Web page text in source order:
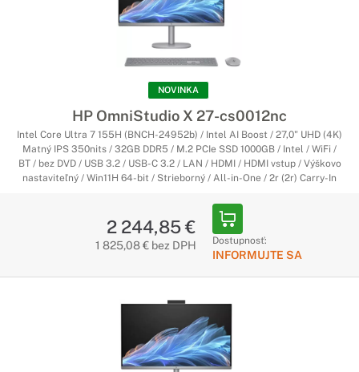
NOVINKA
HP OmniStudio X 27-cs0012nc
Intel Core Ultra 7 155H (BNCH-24952b) / Intel AI Boost / 27,0" UHD (4K)
Matný IPS 350nits / 32GB DDR5 / M.2 PCIe SSD 1000GB / Intel / WiFi /
BT / bez DVD / USB 3.2 / USB-C 3.2 / LAN / HDMI / HDMI vstup / Výškovo
nastaviteľný / Win11H 64-bit / Strieborný / All-in-One / 2r (2r) Carry-In
2 244,85 €
1 825,08 € bez DPH Dostupnosť:
INFORMUJTE SA